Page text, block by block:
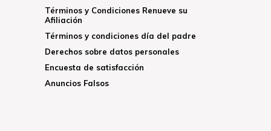
Términos y Condiciones Renueve su
Afiliación
Términos y condiciones día del padre
Derechos sobre datos personales
Encuesta de satisfacción
Anuncios Falsos